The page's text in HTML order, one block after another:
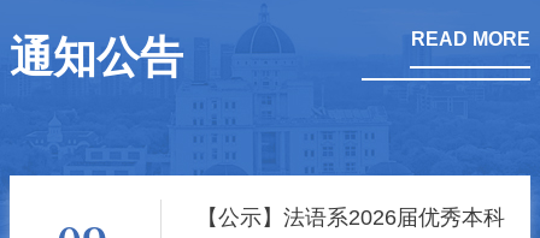
通知公告 READ MORE
【公示】法语系2026届优秀本科